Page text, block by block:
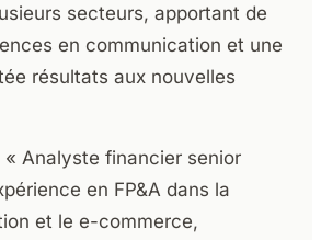
secteurs, apportant de
en communication et une
résultats aux nouvelles
« Analyste financier senior
en FP&A dans la
et le e-commerce,